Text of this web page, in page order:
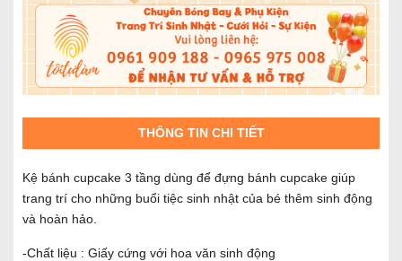
THÔNG TIN CHI TIẾT
Kệ bánh cupcake 3 tầng dùng để đựng bánh cupcake giúp
trang trí cho những buổi tiệc sinh nhật của bé thêm sinh động
và hoàn hảo.
-Chất liệu : Giấy cứng với hoa văn sinh động